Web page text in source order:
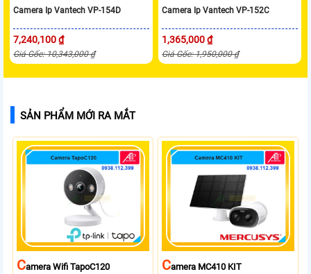
Camera Ip Vantech VP-154D
7,240,100 ₫
Giá Gốc: 10,343,000 ₫
Camera Ip Vantech VP-152C
1,365,000 ₫
Giá Gốc: 1,950,000 ₫
SẢN PHẨM MỚI RA MẮT
CAmera Wifi TapoC120 CAmera MC410 KIT